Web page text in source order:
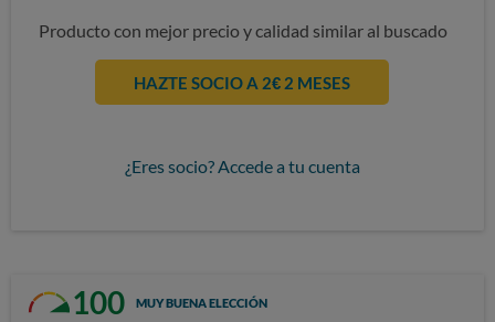
Producto con mejor precio y calidad similar al buscado
HAZTE SOCIO A 2€ 2 MESES
¿Eres socio? Accede a tu cuenta
100 MUY BUENA ELECCIÓN